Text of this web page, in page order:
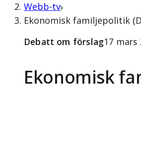
Webb-tv
Ekonomisk familjepolitik
Ekonomisk
Debatt om förslag17 mars